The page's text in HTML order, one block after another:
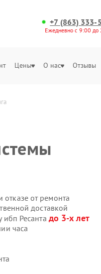
+7 (863) 333-
Ежедневно с 9:00 до
Цены О нас Отзывы
отказе от ремонта
доставкой
Ресанта до 3-х лет
часа